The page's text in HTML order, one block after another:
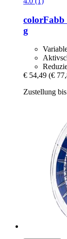
colorFabb
g
€ 54,49 (€
Zustellung